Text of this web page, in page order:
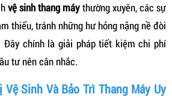
vệ sinh thang máythường xuyên, các sự
thiểu, tránh những hư hỏng nặng nề đòi
Đây chính là giải pháp tiết kiệm chi phí
tư nên cân nhắc.
Sinh Và Bảo Trì Thang Máy Uy